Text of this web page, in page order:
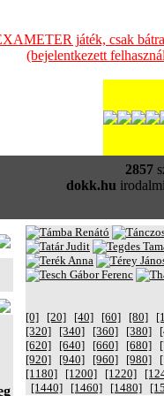
játék, csak
(bejelentkezett
2857
dokk.hu
[0] [20] [40] [60] [80]
[320]
[340] [360] [380]
[620]
[640] [660] [680]
[920]
[940] [960] [980]
[1180]
[1200] [1220]
[1440]
[1460] [1480]